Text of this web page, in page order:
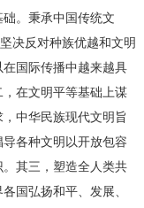
。秉承中国传统文
决反对种族优越和文明
国际传播中越来越具
在文明平等基础上谋
中华民族现代文明旨
各种文明以开放包容
其三，塑造全人类共
国弘扬和平、发展、